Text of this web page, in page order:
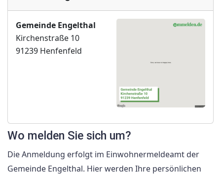
Gemeinde Engelthal
Kirchenstraße 10
91239 Henfenfeld
Wo melden Sie sich um?
Die Anmeldung erfolgt im Einwohnermeldeamt der
Gemeinde Engelthal. Hier werden Ihre persönlichen